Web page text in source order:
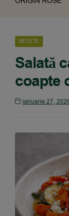
REȚETE
Salată
coapte
ianuarie 27,